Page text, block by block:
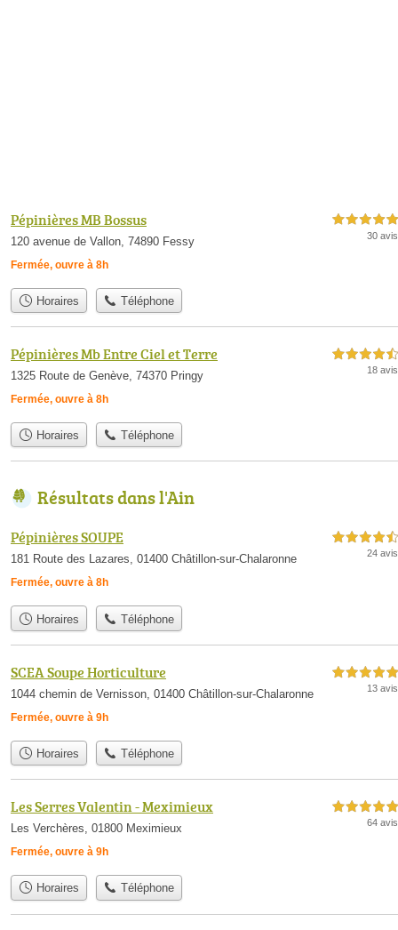
Pépinières MB Bossus
120 avenue de Vallon, 74890 Fessy
Fermée, ouvre à 8h
5,0 étoiles sur 5
30 avis
Horaires Téléphone
Pépinières Mb Entre Ciel et Terre
1325 Route de Genève, 74370 Pringy
Fermée, ouvre à 8h
4,5 étoiles sur 5
18 avis
Horaires Téléphone
Résultats dans l'Ain
Pépinières SOUPE
181 Route des Lazares, 01400 Châtillon-sur-Chalaronne
Fermée, ouvre à 8h
4,5 étoiles sur 5
24 avis
Horaires Téléphone
SCEA Soupe Horticulture
1044 chemin de Vernisson, 01400 Châtillon-sur-Chalaronne
Fermée, ouvre à 9h
5,0 étoiles sur 5
13 avis
Horaires Téléphone
Les Serres Valentin - Meximieux
Les Verchères, 01800 Meximieux
Fermée, ouvre à 9h
5,0 étoiles sur 5
64 avis
Horaires Téléphone